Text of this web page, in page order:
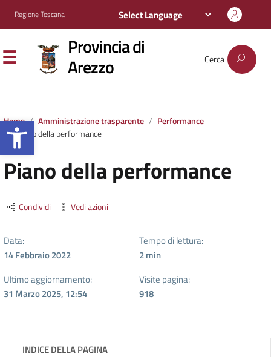
Apri la barra degli strumenti
Regione Toscana
Provincia di
Arezzo Cerca
Home Amministrazione trasparente
Performance
Piano della performance
Piano della performance
Condividi Vedi azioni
Data:
14 Febbraio 2022
Tempo di lettura:
2min
Ultimo aggiornamento:
31 Marzo 2025, 12:54
Visite pagina:
918
INDICE DELLA PAGINA